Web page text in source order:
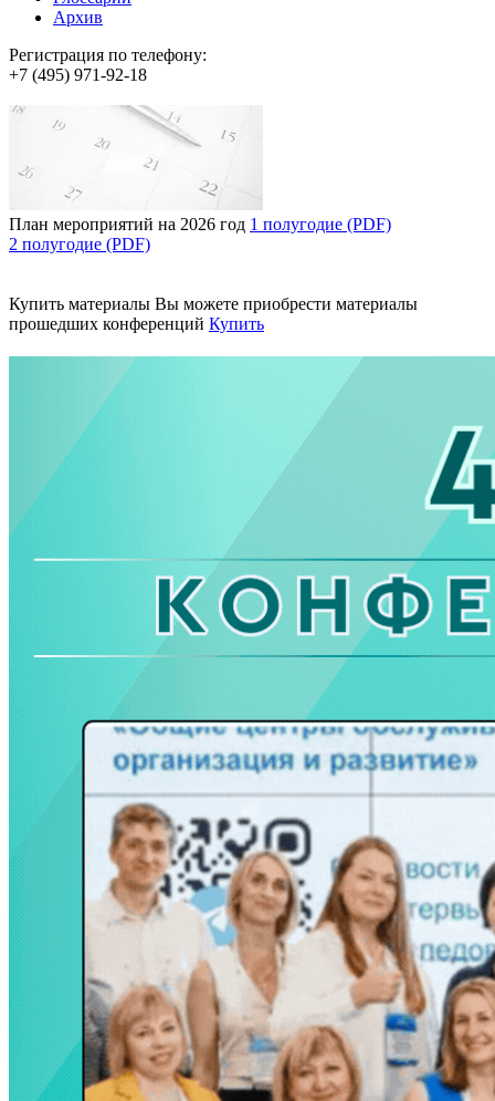
Архив
Регистрация по телефону:
+7 (495) 971-92-18
План мероприятий на 2026 год 1 полугодие (PDF)
2 полугодие (PDF)
Купить материалы Вы можете приобрести материалы
прошедших конференций Купить